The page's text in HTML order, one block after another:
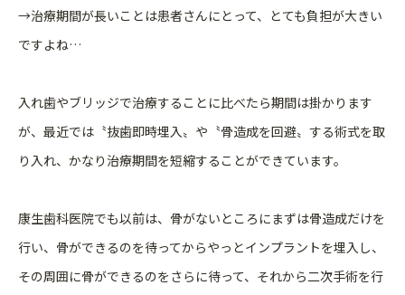
→治療期間が長いことは患者さんにとって、とても負担が大きい
ですよね…
入れ歯やブリッジで治療することに比べたら期間は掛かります
が、最近では〝抜歯即時埋入〟や〝骨造成を回避〟する術式を取
り入れ、かなり治療期間を短縮することができています。
康生歯科医院でも以前は、骨がないところにまずは骨造成だけを
行い、骨ができるのを待ってからやっとインプラントを埋入し、
その周囲に骨ができるのをさらに待って、それから二次手術を行